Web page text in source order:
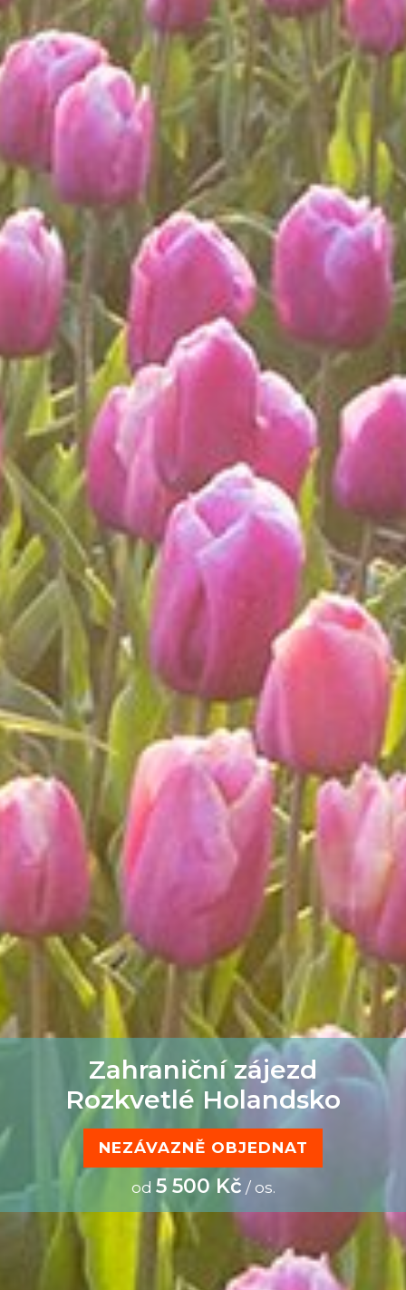
Zahraniční zájezd
Rozkvetlé Holandsko
NEZÁVAZNĚ OBJEDNAT
od 5 500 Kč / os.